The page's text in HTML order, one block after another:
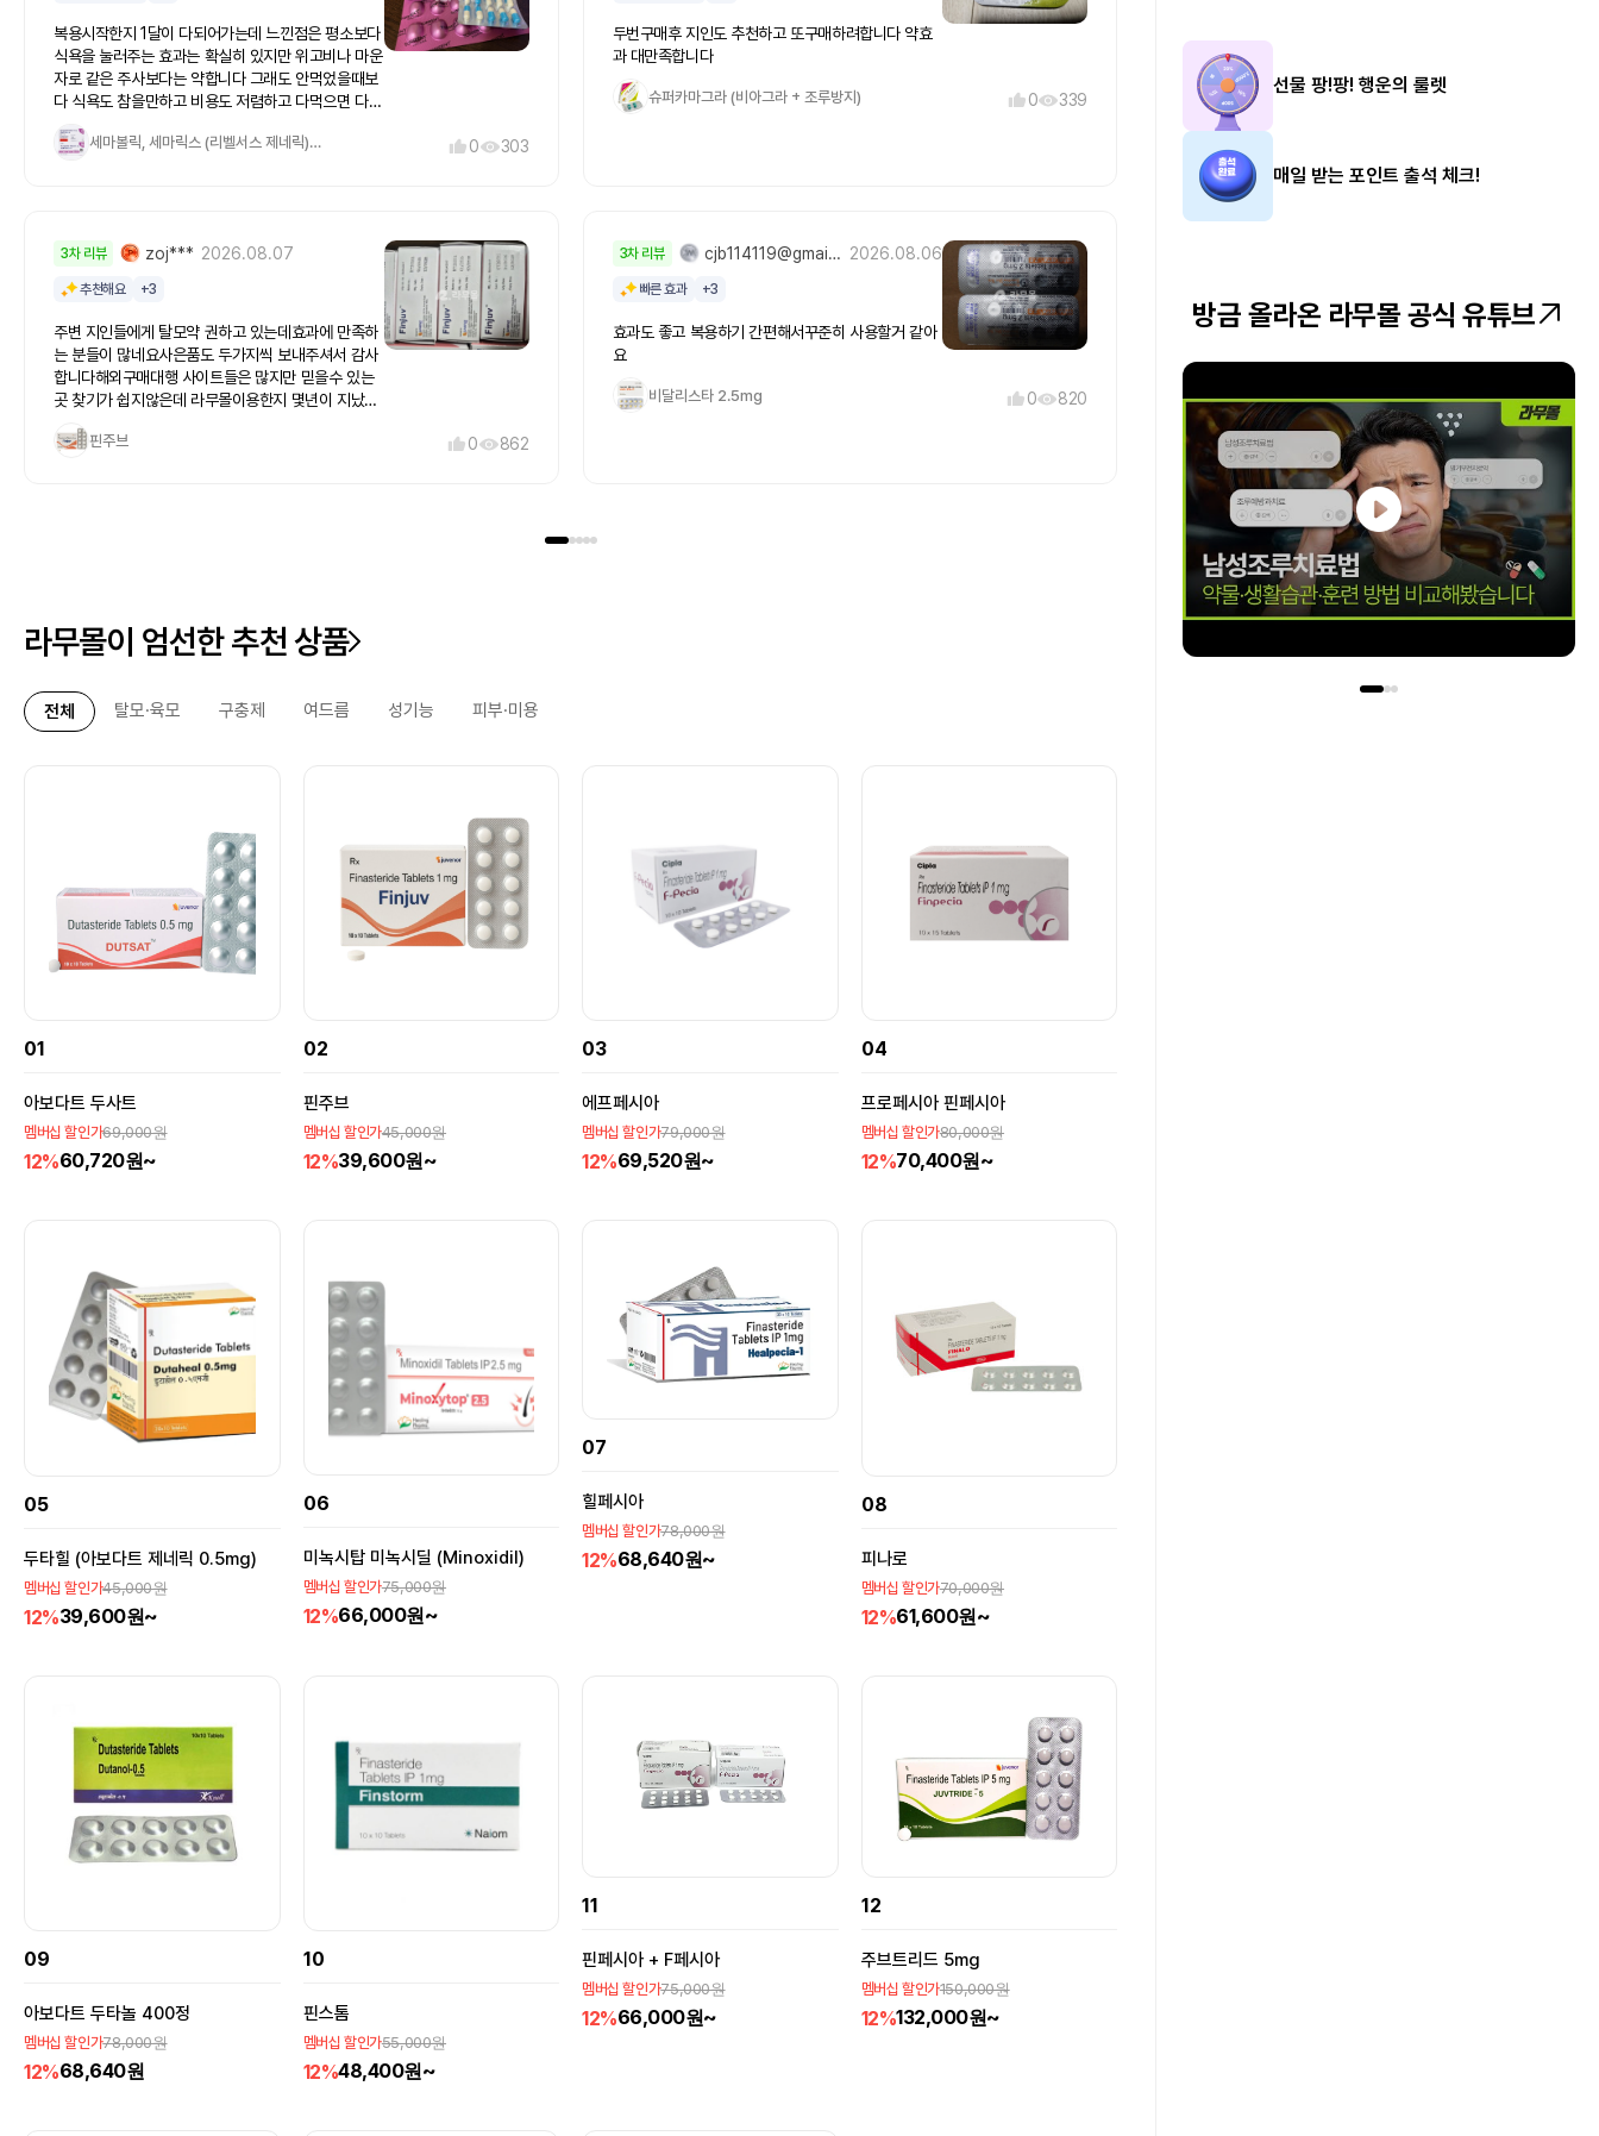
복용시작한지 1달이 다되어가는데 느낀점은 평소보다
식욕을 눌러주는 효과는 확실히 있지만 위고비나 마운
자로 같은 주사보다는 약합니다 그래도 안먹었을때보
다 식욕도 참을만하고 비용도 저렴하고 다먹으면 다시
세마볼릭, 세마릭스 (리벨서스 제네릭) 14mg 0 303
두번구매후 지인도 추천하고 또구매하려합니다 약효
과 대만족합니다
슈퍼카마그라 (비아그라 + 조루방지) 0 339
3차 리뷰 zoj*** 2026.08.07
추천해요 +3
주변 지인들에게 탈모약 권하고 있는데효과에 만족하
는 분들이 많네요사은품도 두가지씩 보내주셔서 감사
합니다해외구매대행 사이트들은 많지만 믿을수 있는
곳 찾기가 쉽지않은데 라무몰이용한지 몇년이 지났는
구입한 핀주브도 재구매입니다 탈모약을 먹고 안먹고
브 피나스테라이드 (Finasteride)는 체내 DHT 수치
를 낮춰 남성형 탈모의 진행을 억제하고,모발의 성장
피나스테리드는 남성형 탈모(안드로겐성 탈모)와 전립
선비대증 치료에 쓰이는 약물입니다. 테스토스테론을
방됩니다탈모 방지의 원리신체 내에서는 5알파-환원
효소(5α-reductase, 5AR)라는 내부 효소가 테스토
스테론을 다이하이드로테스토스테론
(dihydrotestosterone, 일명 DHT)으로 바꾼다. 문
제는 이 DHT라는 것이 유독 머리 쪽 모낭에만 작용하
여 탈모를 일으킨다.피나스테리드는 바로 이 5알파-
환원효소를 막아 DHT의 생성을 저해함으로써 탈모를
니카 공화국의 남자 아이들 중 일부에서 5-알파 환원
수치가 매우 낮았으며 전립선의 크기도 작았고 남성형
탈모도, 여드름도 없었다. 연구원들은 여기서 착안하
여 5AR의 작용 차단을 인위적으로 조절할 수 있는 의
약품을 개발하기 위해 노력했다. 그들은 이 약품이 전
먼저 개발해 미국 FDA의 승인을 획득하기 위한 연구
를 진행했다. 결국 1992년에 5mg 피나스테리드 제
제가 '프로스카'라는 상품명으로 50살 이상 남성 전립
선 비대증 환자에게 사용하도록 승인되었다. 이후 '프
로스카'를 복용한 환자 중 일부가 탈모 개선 효과를 보
이는 임상 보고에 주목하고, 이 약품이 어떻게 탈모 진
행을 억제하고 모발 성장에 어떤 영향을 주는지를 측
정하기 위한 연구가 추가로 시작되었다. 이후 피나스
검토된 후 1997년에 이르러 FDA가 1일 1mg 피나스
연히 프로스카의 성분이 탈모에도 효과가 있다는 것을
알게 되었다기보다는 개발 초기부터 피나스테리드라
는 성분이 탈모에도 효과가 있을 것이라는 기대감을
가지고 있었다는 것이 보다 정확한 사실이다.상품명-
하고 머리카락의 재생을 촉진합니다. 또한, 양성 전립
선 비대증(BPH)의 치료에도 사용되어, 전립선 크기를
줄이고 배뇨 증상을 개선하는 데 도움을 줍니다. 이 약
물은 호르몬 균형을 조절하여 탈모와 전립선 문제를
효과적으로 관리합니다. 피나스테리드는 주로 남성형
탈모(안드로겐 탈모)와 양성 전립선 비대증 치료에 사
용되는 약물입니다. 이 약물은 디하이드로테스토스테
의 주된 작용 원리는 혈관을 확장시켜 혈압을 낮추는
주는 약으로 없는 모발을 생성시켜 주는 약이 아니지
만 간접적으로 모발 증가 효과를 가져올 수는 있다. 보
통 탈모 현상은 발모가 되지 않고 머리카락이 빠지기
만 하는 것이 아니라 발모속도에 비해 탈모속도가 빠
핀주브 0 862
3차 리뷰 cjb114119@gmail.*** 2026.08.06
빠른 효과 +3
효과도 좋고 복용하기 간편해서꾸준히 사용할거 같아
요
비달리스타 2.5mg 0 820
저렴한 가격에 구매를 할수가 있어서 좋네요 효과는
지켜봐야할거 같고 600정이라 신경 안쓰고 오래 복
용 할수 있네요
두타힐 (아보다트 제네릭 0.5mg)
7미리 먹다가 14미리로 추가구매후 잘먹고있습니다
의매일마셨는데지금은 3~4일에 1캔수준으로 줄었습
니다그냥 마시고싶다는 생각이 없고마셔도 그렇게 맛
있지않네요ㅎㅎ
세마볼릭, 세마릭스 (리벨서스 제네릭) 7mg
라무몰이 엄선한 추천 상품
전체 탈모·육모 구충제 여드름 성기능 피부·미용
01
아보다트 두사트
멤버십 할인가69,000원
12%60,720원~
02
핀주브
멤버십 할인가45,000원
12%39,600원~
03
에프페시아
멤버십 할인가79,000원
12%69,520원~
04
프로페시아 핀페시아
멤버십 할인가80,000원
12%70,400원~
05
두타힐 (아보다트 제네릭 0.5mg)
멤버십 할인가45,000원
12%39,600원~
06
미녹시탑 미녹시딜 (Minoxidil)
멤버십 할인가75,000원
12%66,000원~
07
힐페시아
멤버십 할인가78,000원
12%68,640원~
08
피나로
멤버십 할인가70,000원
12%61,600원~
09
아보다트 두타놀 400정
멤버십 할인가78,000원
12%68,640원
10
핀스톰
멤버십 할인가55,000원
12%48,400원~
11
핀페시아 + F페시아
멤버십 할인가75,000원
12%66,000원~
12
주브트리드 5mg
멤버십 할인가150,000원
12%132,000원~
선물 팡!팡! 행운의 룰렛
매일 받는 포인트 출석 체크!
방금 올라온 라무몰 공식 유튜브